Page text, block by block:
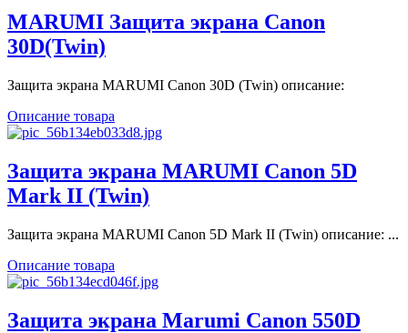
MARUMI Защита экрана Canon
30D(Twin)
Защита экрана MARUMI Canon 30D (Twin) описание:
Описание товара
Защита экрана MARUMI Canon 5D
Mark II (Twin)
Защита экрана MARUMI Canon 5D Mark II (Twin) описание: ...
Описание товара
Защита экрана Marumi Canon 550D